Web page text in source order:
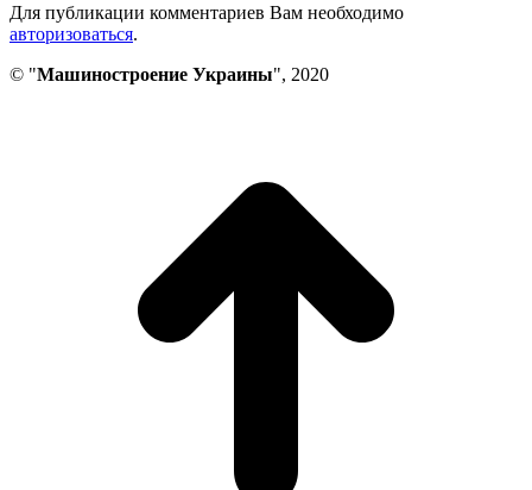
Для публикации комментариев Вам необходимо
авторизоваться.
© "Машиностроение Украины", 2020